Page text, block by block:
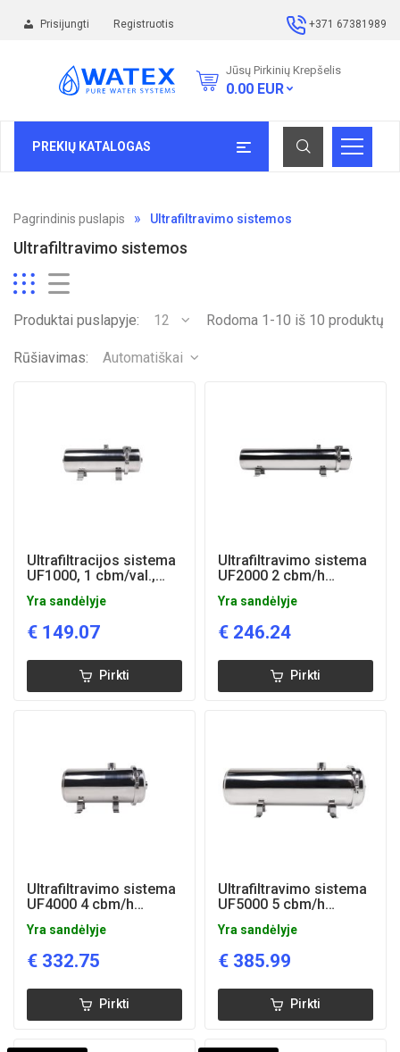
Prisijungti Registruotis +371 67381989
Jūsų Pirkinių Krepšelis
0.00 EUR
PREKIŲ KATALOGAS
Pagrindinis puslapis Ultrafiltravimo sistemos
Ultrafiltravimo sistemos
Produktai puslapyje: 12 Rodoma 1-10 iš 10 produktų
Rūšiavimas: Automatiškai
Ultrafiltracijos sistema
UF1000, 1 cbm/val.,
Yra sandėlyje
€ 149.07
Pirkti
Ultrafiltravimo sistema
UF2000 2 cbm/h
Yra sandėlyje
€ 246.24
Pirkti
Ultrafiltravimo sistema
UF4000 4 cbm/h
Yra sandėlyje
€ 332.75
Pirkti
Ultrafiltravimo sistema
UF5000 5 cbm/h
Yra sandėlyje
€ 385.99
Pirkti